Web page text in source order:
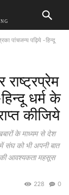
पांचजन्य पढ़िये -हिन्दू
धर्म के
कीजिये
के माध्यम से देश
को भी अपनी बात
आवश्यकता महसूस
0
228